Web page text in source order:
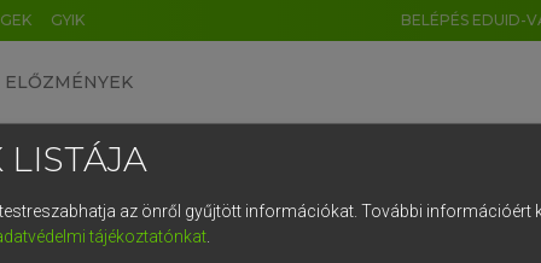
GYIK BELÉPÉS EDUID-
ELŐZMÉNYEK
LISTÁJA
az önről gyűjtött információkat. További információért
tájékoztatónkat.
DE CN FR ES IT NL